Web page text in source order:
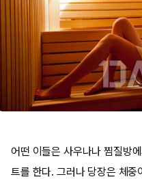
어떤 이들은 사우나나 찜질방
트를 한다. 그러나 당장은 체